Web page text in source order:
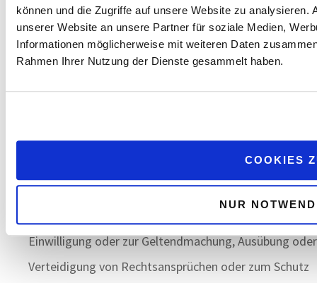
können und die Zugriffe auf unsere Website zu
unserer Website an unsere Partner für soziale Medien,
Informationen möglicherweise mit weiteren Daten
Rahmen Ihrer Nutzung der Dienste gesammelt haben.
COOKIES
NUR
eingelegt haben, muss eine Abwägung zwischen Ihren
und unseren Interessen vorgenommen werden.
Solange noch nicht feststeht, wessen Interessen
überwiegen, haben Sie das Recht, die Einschränkung
verlangen.
Wenn Sie die Verarbeitung Ihrer personenbezogenen
Daten eingeschränkt haben, dürfen diese Daten – von
Einwilligung oder zur Geltendmachung, Ausübung oder
Verteidigung von Rechtsansprüchen oder zum Schutz